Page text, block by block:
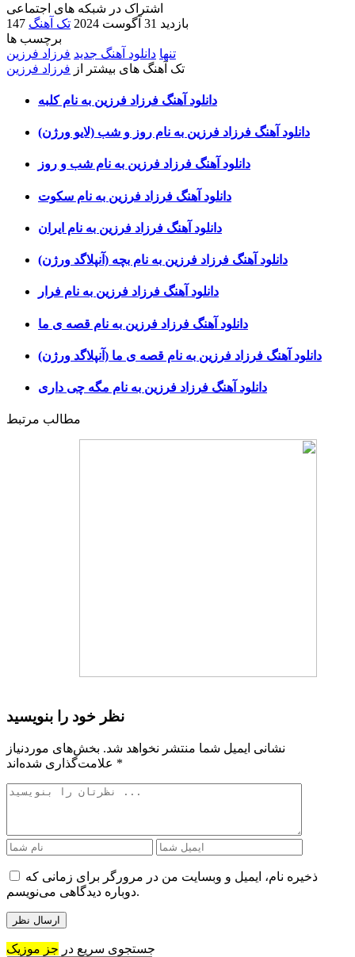
اشتراک در شبکه های اجتماعی
147 بازدید 31 آگوست 2024
تک آهنگ
برچسب ها
تنها دانلود آهنگ جدید فرزاد فرزین
تک آهنگ های بیشتر از فرزاد فرزین
دانلود آهنگ فرزاد فرزین به نام کلبه
دانلود آهنگ فرزاد فرزین به نام روز و شب (لایو ورژن)
دانلود آهنگ فرزاد فرزین به نام شب و روز
دانلود آهنگ فرزاد فرزین به نام سکوت
دانلود آهنگ فرزاد فرزین به نام ایران
دانلود آهنگ فرزاد فرزین به نام بچه (آنپلاگد ورژن)
دانلود آهنگ فرزاد فرزین به نام فرار
دانلود آهنگ فرزاد فرزین به نام قصه ی ما
دانلود آهنگ فرزاد فرزین به نام قصه ی ما (آنپلاگد ورژن)
دانلود آهنگ فرزاد فرزین به نام مگه چی داری
مطالب مرتبط
نظر خود را بنویسید
نشانی ایمیل شما منتشر نخواهد شد. بخش‌های موردنیاز
*
ذخیره نام، ایمیل و وبسایت من در مرورگر برای زمانی که
دوباره دیدگاهی می‌نویسم.
جستجوی سریع در جز موزیک